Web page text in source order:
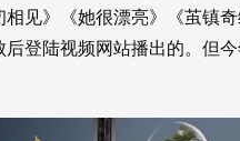
见》《她很漂亮》《茧镇
登陆视频网站播出的。但